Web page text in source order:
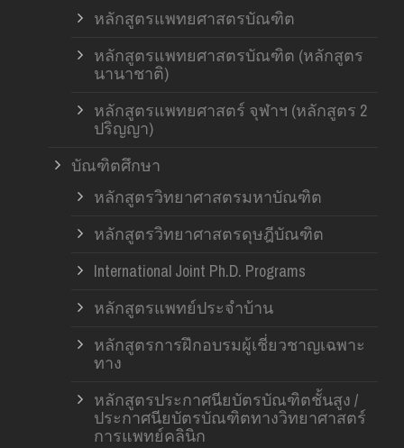
หลักสูตรแพทยศาสตรบัณฑิต
หลักสูตรแพทยศาสตรบัณฑิต (หลักสูตร
นานาชาติ)
หลักสูตรแพทยศาสตร์ จุฬาฯ (หลักสูตร 2
ปริญญา)
บัณฑิตศึกษา
หลักสูตรวิทยาศาสตรมหาบัณฑิต
หลักสูตรวิทยาศาสตรดุษฎีบัณฑิต
International Joint Ph.D. Programs
หลักสูตรแพทย์ประจำบ้าน
หลักสูตรการฝึกอบรมผู้เชี่ยวชาญเฉพาะ
ทาง
หลักสูตรประกาศนียบัตรบัณฑิตชั้นสูง /
ประกาศนียบัตรบัณฑิตทางวิทยาศาสตร์
การแพทย์คลินิก